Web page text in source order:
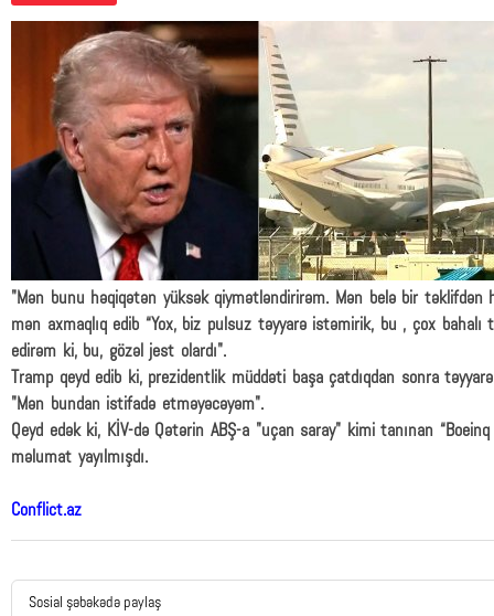
"Mən bunu həqiqətən yüksək qiymətləndirirəm. Mən belə bir
mən axmaqlıq edib “Yox, biz pulsuz təyyarə istəmirik, bu , çox bahalı
edirəm ki, bu, gözəl jest olardı".
Tramp qeyd edib ki, prezidentlik müddəti başa çatdıqdan sonra
"Mən bundan istifadə etməyəcəyəm".
Qeyd edək ki, KİV-də Qətərin ABŞ-a "uçan saray" kimi tanınan
məlumat yayılmışdı.
Conflict.az
Sosial şəbəkədə paylaş